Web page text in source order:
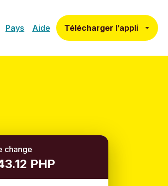
Pays Aide Télécharger l’appli
change
PHP